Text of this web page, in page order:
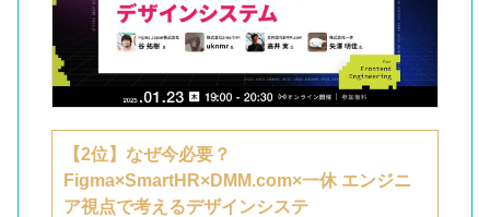
【2位】なぜ今必要？
Figma×SmartHR×DMM.com×一休 エンジニ
ア視点で考えるデザインシステ